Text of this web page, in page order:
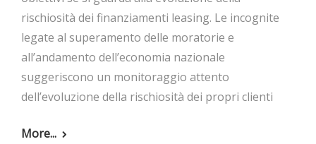
rischiosità dei finanziamenti leasing. Le incognite
legate al superamento delle moratorie e
all’andamento dell’economia nazionale
suggeriscono un monitoraggio attento
dell’evoluzione della rischiosità dei propri clienti
More...